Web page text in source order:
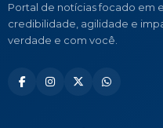
Portal de notícias focado em
credibilidade, agilidade e
verdade e com você.